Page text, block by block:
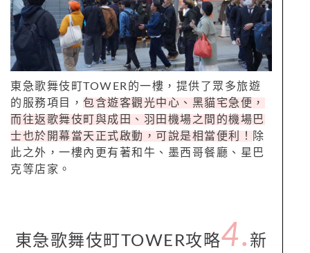
東急歌舞伎町TOWER的一樓，提供了眾多旅遊
的服務項目， 包含遊客觀光中心、黑貓宅急便，
而往返歌舞伎町與成田、羽田機場之間的機場巴
士也於開幕當天正式啟動，可說是相當便利！
除
此之外，一樓內更有著和牛、墨西哥餐廳、星巴
克等店家。
東急歌舞伎町TOWER攻略4. 新